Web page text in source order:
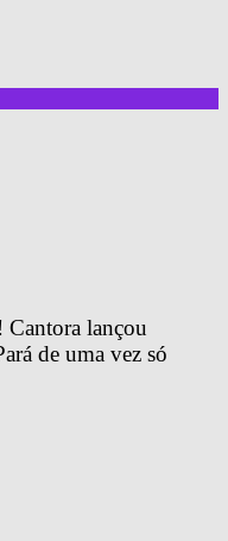
Cantora lançou
de uma vez só